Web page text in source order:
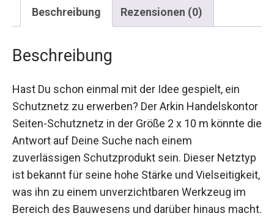
Beschreibung Rezensionen (0)
Beschreibung
Hast Du schon einmal mit der Idee gespielt, ein
Schutznetz zu erwerben? Der Arkin Handelskontor
Seiten-Schutznetz in der Größe 2 x 10 m könnte die
Antwort auf Deine Suche nach einem
zuverlässigen Schutzprodukt sein. Dieser Netztyp
ist bekannt für seine hohe Stärke und Vielseitigkeit,
was ihn zu einem unverzichtbaren Werkzeug im
Bereich des Bauwesens und darüber hinaus macht.